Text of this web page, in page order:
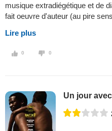
musique extradiégétique et de
fait oeuvre d'auteur (au pire
Lire plus
0 0
Un jour